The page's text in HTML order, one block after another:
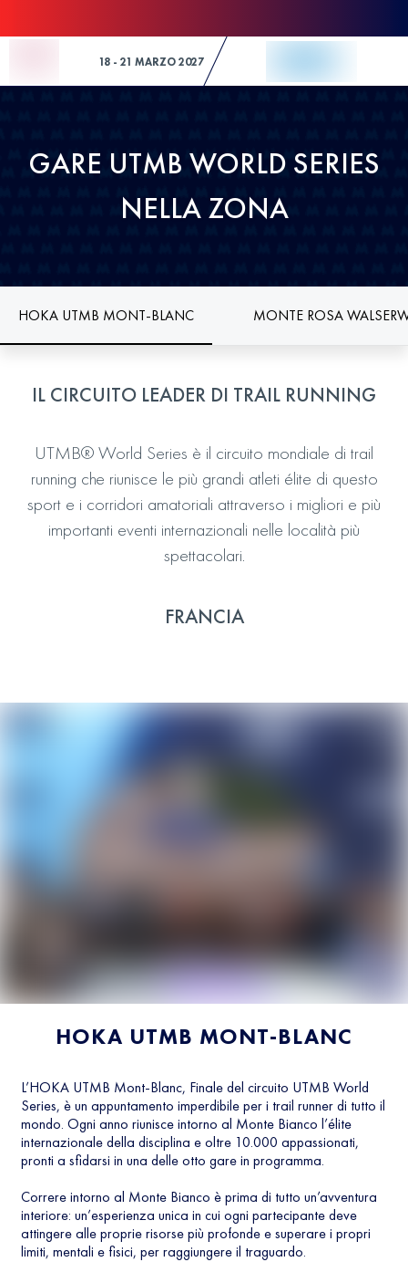
18 - 21 MARZO 2027
GARE UTMB WORLD SERIES
NELLA ZONA
HOKA UTMB MONT-BLANC MONTE ROSA
IL CIRCUITO LEADER DI TRAIL RUNNING
UTMB® World Series è il circuito mondiale di trail
running che riunisce le più grandi atleti élite di questo
sport e i corridori amatoriali attraverso i migliori e più
importanti eventi internazionali nelle località più
spettacolari.
FRANCIA
HOKA UTMB MONT-BLANC
L’HOKA UTMB Mont-Blanc, Finale del circuito UTMB World
Series, è un appuntamento imperdibile per i trail runner di tutto il
mondo. Ogni anno riunisce intorno al Monte Bianco l’élite
internazionale della disciplina e oltre 10.000 appassionati,
pronti a sfidarsi in una delle otto gare in programma.
Correre intorno al Monte Bianco è prima di tutto un’avventura
interiore: un’esperienza unica in cui ogni partecipante deve
attingere alle proprie risorse più profonde e superare i propri
limiti, mentali e fisici, per raggiungere il traguardo.